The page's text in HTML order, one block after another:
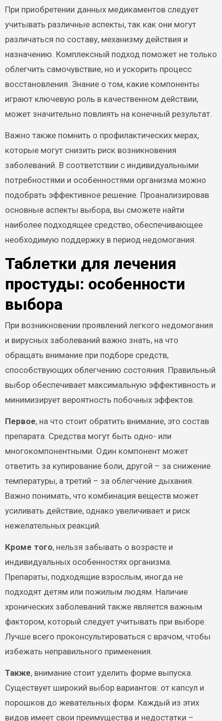
При приобретении данных медикаментов следует
учитывать различные аспекты, так как они могут
различаться по составу, механизму действия и
назначению. Комплексный подход поможет не только
облегчить самочувствие, но и ускорить процесс
восстановления. Знание о том, какие компоненты
играют ключевую роль в качественном действии,
может значительно повлиять на конечный результат.
Важно также помнить о профилактических мерах,
которые могут снизить риск возникновения
заболеваний. В соответствии с индивидуальными
потребностями и особенностями организма можно
подобрать эффективное решение. Проанализировав
основные аспекты выбора, вы сможете найти
наиболее подходящее средство, обеспечивающее
необходимую поддержку в период недомогания.
Таблетки для лечения
простуды: особенности
выбора
При возникновении проявлений легкого недомогания
и вирусных заболеваний важно знать, на что
обращать внимание при подборе средств,
способствующих облегчению состояния. Правильный
выбор обеспечивает максимальную эффективность и
минимизирует вероятность побочных эффектов.
Первое, на что стоит обратить внимание, это состав
препарата. Средства могут быть одно- или
многокомпонентными. Один компонент может
ответить за купирование боли, другой – за снижение
температуры, а третий – за облегчение дыхания.
Важно понимать, что комбинация веществ может
усиливать действие, однако увеличивает и риск
нежелательных реакций.
Кроме того, нельзя забывать о возрасте и
индивидуальных особенностях организма.
Препараты, подходящие взрослым, иногда не
подходят детям или пожилым людям. Наличие
хронических заболеваний также является важным
фактором, который следует учитывать при выборе.
Лучше всего проконсультироваться с врачом, чтобы
избежать неправильного применения.
Также, внимание стоит уделить форме выпуска.
Существует широкий выбор вариантов: от капсул и
порошков до жевательных форм. Каждый из этих
видов имеет свои преимущества и недостатки –